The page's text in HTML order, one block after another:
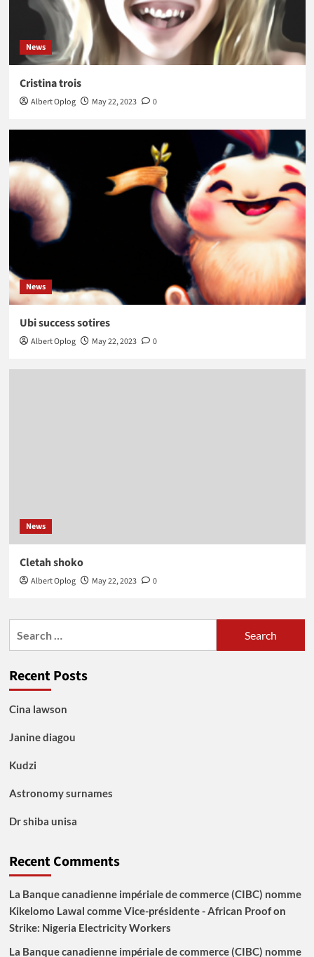
News
Cristina trois
Albert Oplog May 22, 2023 0
News
Ubi success sotires
Albert Oplog May 22, 2023 0
News
Cletah shoko
Albert Oplog May 22, 2023 0
Recent Posts
Cina lawson
Janine diagou
Kudzi
Astronomy surnames
Dr shiba unisa
Recent Comments
La Banque canadienne impériale de commerce (CIBC) nomme
Kikelomo Lawal comme Vice-présidente - African Proofon
Strike: Nigeria Electricity Workers
La Banque canadienne impériale de commerce (CIBC) nomme